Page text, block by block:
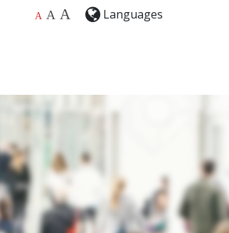
A A A Languages